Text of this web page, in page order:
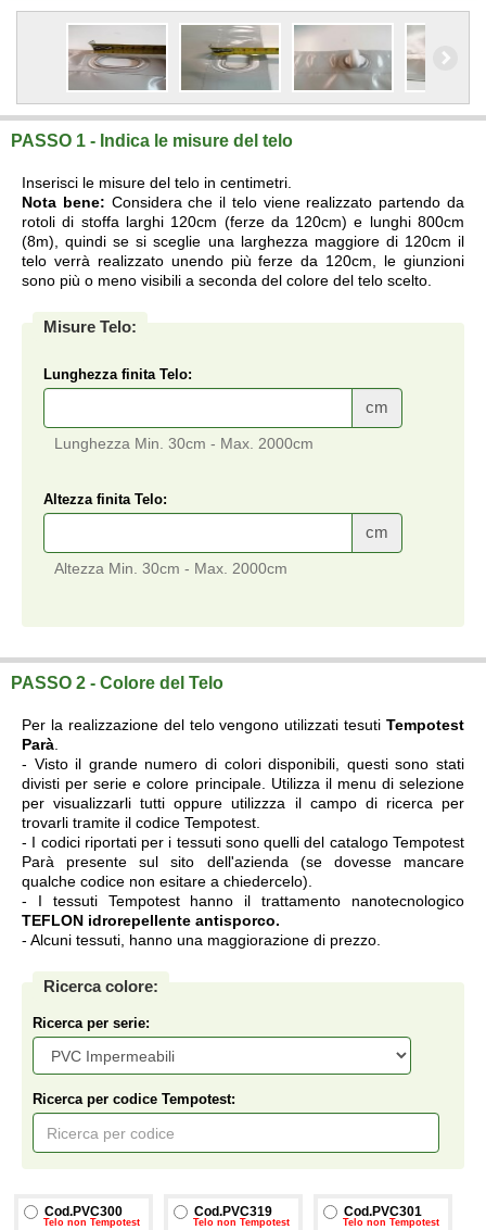
PASSO 1 - Indica le misure del telo
Inserisci le misure del telo in centimetri.
Nota bene: Considera che il telo viene realizzato partendo da
rotoli di stoffa larghi 120cm (ferze da 120cm) e lunghi 800cm
(8m), quindi se si sceglie una larghezza maggiore di 120cm il
telo verrà realizzato unendo più ferze da 120cm, le giunzioni
sono più o meno visibili a seconda del colore del telo scelto.
Misure Telo:
Lunghezza finita Telo:
cm
Lunghezza Min. 30cm - Max. 2000cm
Altezza finita Telo:
cm
Altezza Min. 30cm - Max. 2000cm
PASSO 2 - Colore del Telo
Per la realizzazione del telo vengono utilizzati tesuti Tempotest
Parà.
- Visto il grande numero di colori disponibili, questi sono stati
divisti per serie e colore principale. Utilizza il menu di selezione
per visualizzarli tutti oppure utilizzza il campo di ricerca per
trovarli tramite il codice Tempotest.
- I codici riportati per i tessuti sono quelli del catalogo Tempotest
Parà presente sul sito dell'azienda (se dovesse mancare
qualche codice non esitare a chiedercelo).
- I tessuti Tempotest hanno il trattamento nanotecnologico
TEFLON idrorepellente antisporco.
- Alcuni tessuti, hanno una maggiorazione di prezzo.
Ricerca colore:
Ricerca per serie:
Ricerca per codice Tempotest:
Cod.PVC300
Telo non Tempotest
Cod.PVC319
Telo non Tempotest
Cod.PVC301
Telo non Tempotest